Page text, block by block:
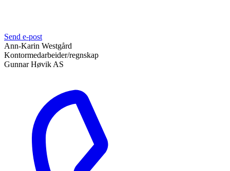
Send e-post
Ann-Karin Westgård
Kontormedarbeider/regnskap
Gunnar Høvik AS